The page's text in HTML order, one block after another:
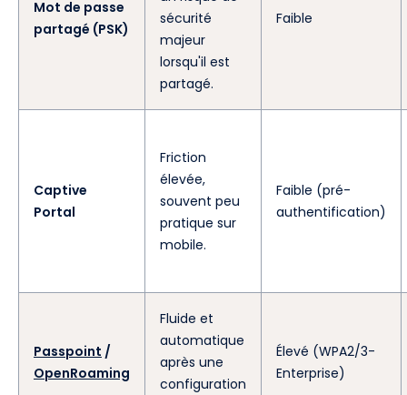
Mot de passe
partagé (PSK)
sécurité
majeur
lorsqu'il est
partagé.
Faible
Captive
Portal
Friction
élevée,
souvent peu
pratique sur
mobile.
Faible (pré-
authentification)
Passpoint /
OpenRoaming
Fluide et
automatique
après une
configuration
Élevé (WPA2/3-
Enterprise)